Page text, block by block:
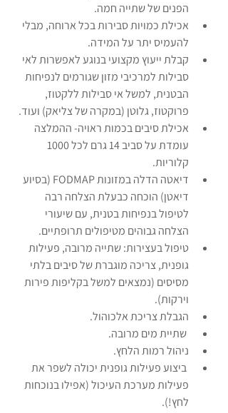
הפנים של שתייה חמה.
אכילת כמויות סבירות בכל ארוחה, מבלי
להעמיס יתר על המידה.
קבלת ייעוץ מקצועי בנוגע לאפשרות לאי
סבילות למרכיבי מזון שגורמים לנפיחות
הבטנית, למשל אי סבילות ללקטוז,
פרוקטוז, גלוטן (במקרה של צליאק) ועוד.
אכילת סיבים בכמות ראויה- ההמלצה
קלוריות.
דיאטה הדלה במזונות FODMAP (בסיוע
דיאטן) הוכחה כבעלת הצלחה רבה
לטיפול בנפיחות בטנית, עם שיעורי
הצלחה גבוהים מטיפולים תרופתיים.
טיפול בעצירות: שתייה מרובה, פעילות
גופנית, צריכה מוגברת של סיבים בלתי
מסיסים (נמצאים למשל בקליפות פירות
וירקות).
הגבלת צריכת אלכוהול.
ניהול רמות הלחץ.
ביצוע פעילות גופנית יכולה לשפר את
פעילות מערכת העיכול (אפילו בנוכחות
לחץ!).